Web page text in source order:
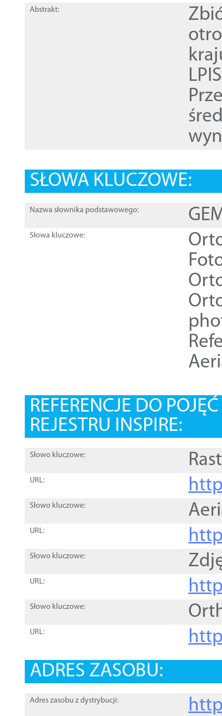
Abstrakt:
SŁOWA KLUCZOWE:
Nazwa słownika podstawowego:
Słowa kluczowe:
REFERENCJE DO
REJESTRU INSPIRE:
Słowo kluczowe:
URL:
Słowo kluczowe:
URL:
Słowo kluczowe:
URL:
Słowo kluczowe:
URL:
ADRES ZASOBU:
Adres zasobu z dystrybucji: